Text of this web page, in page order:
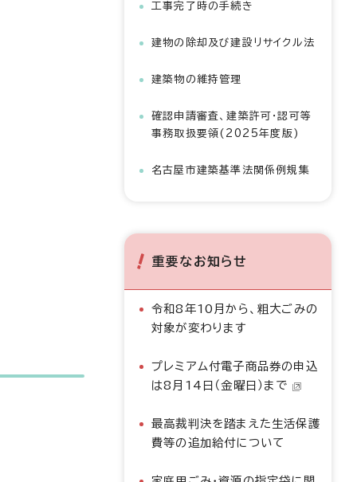
工事完了時の手続き
建物の除却及び建設リサイクル法
建築物の維持管理
確認申請審査、建築許可・認可等
事務取扱要領(2025年度版)
名古屋市建築基準法関係例規集
重要なお知らせ
令和8年10月から、粗大ごみの
対象が変わります
プレミアム付電子商品券の申込
は8月14日（金曜日）まで
最高裁判決を踏まえた生活保護
費等の追加給付について